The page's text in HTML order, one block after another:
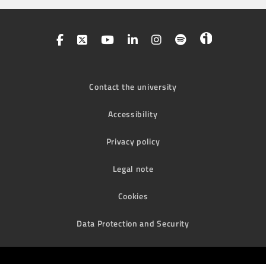
Contact the university
Accessibility
Privacy policy
Legal note
Cookies
Data Protection and Security